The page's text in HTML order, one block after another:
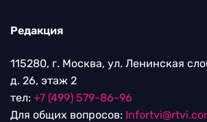
Редакция
115280, г. Москва, ул. Ленинская
д. 26, этаж 2
тел: +7 (499) 579-86-96
Для общих вопросов: